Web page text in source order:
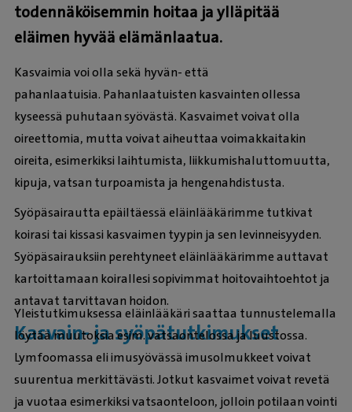
todennäköisemmin hoitaa ja ylläpitää
eläimen hyvää elämänlaatua.
Kasvaimia voi olla sekä hyvän- että
pahanlaatuisia. Pahanlaatuisten kasvainten ollessa
kyseessä puhutaan syövästä. Kasvaimet voivat olla
oireettomia, mutta voivat aiheuttaa voimakkaitakin
oireita, esimerkiksi laihtumista, liikkumishaluttomuutta,
kipuja, vatsan turpoamista ja hengenahdistusta.
Syöpäsairautta epäiltäessä eläinlääkärimme tutkivat
koirasi tai kissasi kasvaimen tyypin ja sen levinneisyyden.
Syöpäsairauksiin perehtyneet eläinlääkärimme auttavat
kartoittamaan koirallesi sopivimmat hoitovaihtoehtot ja
antavat tarvittavan hoidon.
Kasvain- ja syöpätutkimukset
Yleistutkimuksessa eläinlääkäri saattaa tunnustelemalla
löytää muutoksia esim. vatsaontelossa ja luustossa.
Lymfoomassa eli imusyövässä imusolmukkeet voivat
suurentua merkittävästi. Jotkut kasvaimet voivat revetä
ja vuotaa esimerkiksi vatsaonteloon, jolloin potilaan vointi